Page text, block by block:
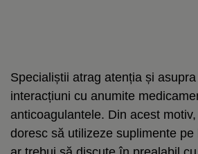
Specialiștii atrag atenția și
interacțiuni cu anumite
anticoagulantele. Din acest
doresc să utilizeze suplimente pe